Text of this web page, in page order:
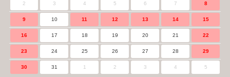
2 3 4 5 6 7 8
9 10 11 12 13 14 15
16 17 18 19 20 21 22
23 24 25 26 27 28 29
30 31 1 2 3 4 5